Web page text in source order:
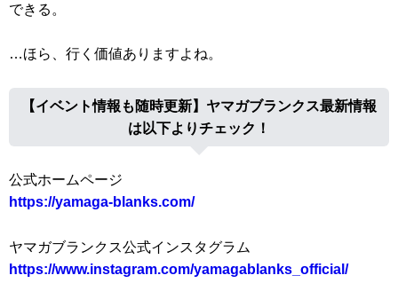
できる。
…ほら、行く価値ありますよね。
【イベント情報も随時更新】ヤマガブランクス最新情報
は以下よりチェック！
公式ホームページ
https://yamaga-blanks.com/
ヤマガブランクス公式インスタグラム
https://www.instagram.com/yamagablanks_official/